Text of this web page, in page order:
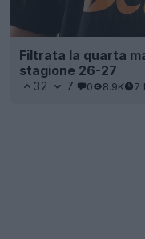
Filtrata la quarta
stagione 26-27
32 7 0 8.9K 7